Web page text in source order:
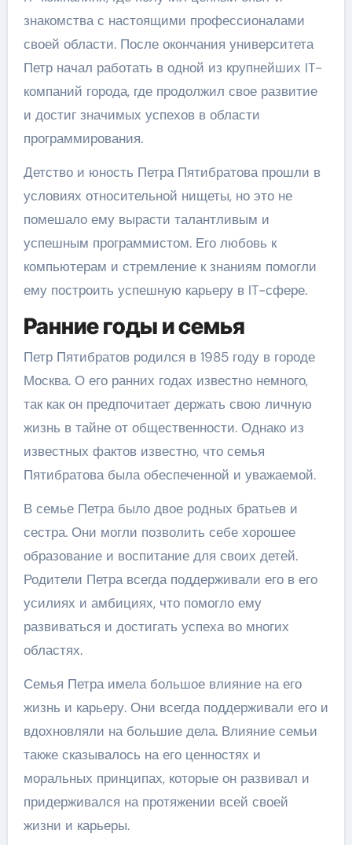
знакомства с настоящими профессионалами
своей области. После окончания университета
Петр начал работать в одной из крупнейших IT-
компаний города, где продолжил свое развитие
и достиг значимых успехов в области
программирования.
Детство и юность Петра Пятибратова прошли в
условиях относительной нищеты, но это не
помешало ему вырасти талантливым и
успешным программистом. Его любовь к
компьютерам и стремление к знаниям помогли
ему построить успешную карьеру в IT-сфере.
Ранние годы и семья
Петр Пятибратов родился в 1985 году в городе
Москва. О его ранних годах известно немного,
так как он предпочитает держать свою личную
жизнь в тайне от общественности. Однако из
известных фактов известно, что семья
Пятибратова была обеспеченной и уважаемой.
В семье Петра было двое родных братьев и
сестра. Они могли позволить себе хорошее
образование и воспитание для своих детей.
Родители Петра всегда поддерживали его в его
усилиях и амбициях, что помогло ему
развиваться и достигать успеха во многих
областях.
Семья Петра имела большое влияние на его
жизнь и карьеру. Они всегда поддерживали его и
вдохновляли на большие дела. Влияние семьи
также сказывалось на его ценностях и
моральных принципах, которые он развивал и
придерживался на протяжении всей своей
жизни и карьеры.